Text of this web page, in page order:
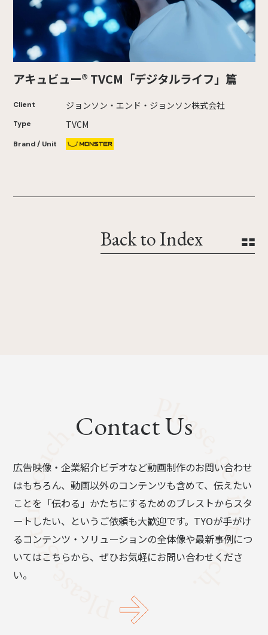
アキュビュー® TVCM「デジタルライフ」篇
Client ジョンソン・エンド・ジョンソン株式会社
Type TVCM
Brand / Unit
Back to Index
Contact Us
広告映像・企業紹介ビデオなど動画制作のお問い合わせ
はもちろん、動画以外のコンテンツも含めて、伝えたい
ことを「伝わる」かたちにするためのブレストからスタ
ートしたい、というご依頼も大歓迎です。TYOが手がけ
るコンテンツ・ソリューションの全体像や最新事例につ
いてはこちらから、ぜひお気軽にお問い合わせくださ
い。